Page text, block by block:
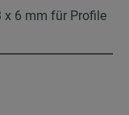
x 6 mm für Profile